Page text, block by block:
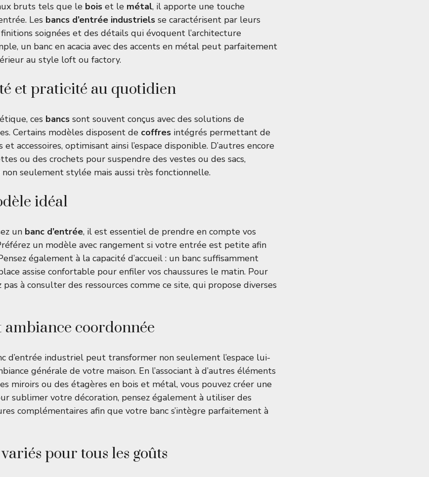
bruts tels que le bois et le métal, il apporte une touche
Les bancs d’entrée industriels se caractérisent par leurs
soignées et des détails qui évoquent l’architecture
un banc en acacia avec des accents en métal peut parfaitement
au style loft ou factory.
et praticité au quotidien
ces bancs sont souvent conçus avec des solutions de
Certains modèles disposent de coffres intégrés permettant de
accessoires, optimisant ainsi l’espace disponible. D’autres encore
ou des crochets pour suspendre des vestes ou des sacs,
seulement stylée mais aussi très fonctionnelle.
idéal
un banc d’entrée, il est essentiel de prendre en compte vos
un modèle avec rangement si votre entrée est petite afin
également à la capacité d’accueil : un banc suffisamment
assise confortable pour enfiler vos chaussures le matin. Pour
pas à consulter des ressources comme ce site, qui propose diverses
ambiance coordonnée
d’entrée industriel peut transformer non seulement l’espace lui-
générale de votre maison. En l’associant à d’autres éléments
miroirs ou des étagères en bois et métal, vous pouvez créer une
sublimer votre décoration, pensez également à utiliser des
complémentaires afin que votre banc s’intègre parfaitement à
pour tous les goûts